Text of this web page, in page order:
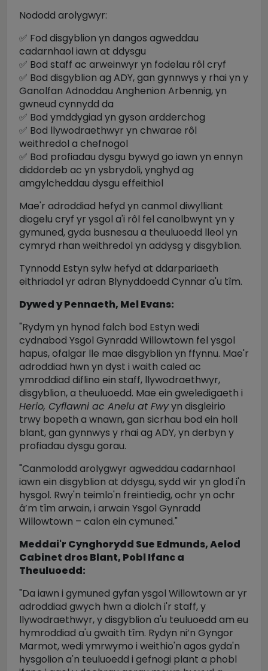
Nododd arolygwyr:
✅ Fod disgyblion yn dangos agweddau
cadarnhaol iawn at ddysgu
✅ Bod staff ac arweinwyr yn fodelau rôl cryf
✅ Bod disgyblion ag ADY, gan gynnwys y rhai yn y
Ganolfan Adnoddau Anghenion Arbennig, yn
gwneud cynnydd da
✅ Bod ymddygiad yn gyson ardderchog
✅ Bod llywodraethwyr yn chwarae rôl
weithredol a chefnogol
✅ Bod profiadau dysgu bywyd go iawn yn ennyn
diddordeb ac yn ysbrydoli, ynghyd ag
amgylcheddau dysgu effeithiol
Mae'r adroddiad hefyd yn canmol diwylliant
diogelu cryf yr ysgol a'i rôl fel canolbwynt yn y
gymuned, gyda busnesau a theuluoedd lleol yn
cymryd rhan weithredol yn addysg y disgyblion.
Tynnodd Estyn sylw hefyd at ddarpariaeth
eithriadol yr adran Blynyddoedd Cynnar a'u tîm.
Dywed y Pennaeth, Mel Evans:
"Rydym yn hynod falch bod Estyn wedi
cydnabod Ysgol Gynradd Willowtown fel ysgol
hapus, ofalgar lle mae disgyblion yn ffynnu. Mae'r
adroddiad hwn yn dyst i waith caled ac
ymroddiad diflino ein staff, llywodraethwyr,
disgyblion, a theuluoedd. Mae ein gweledigaeth i
Herio, Cyflawni ac Anelu at Fwyyn disgleirio
trwy bopeth a wnawn, gan sicrhau bod ein holl
blant, gan gynnwys y rhai ag ADY, yn derbyn y
profiadau dysgu gorau.
"Canmolodd arolygwyr agweddau cadarnhaol
iawn ein disgyblion at ddysgu, sydd wir yn glod i'n
hysgol. Rwy'n teimlo'n freintiedig, ochr yn ochr
â’m tîm arwain, i arwain Ysgol Gynradd
Willowtown – calon ein cymuned."
Meddai'r Cynghorydd Sue Edmunds, Aelod
Cabinet dros Blant, Pobl Ifanc a
Theuluoedd:
"Da iawn i gymuned gyfan ysgol Willowtown ar yr
adroddiad gwych hwn a diolch i'r staff, y
llywodraethwyr, y disgyblion a'u teuluoedd am eu
hymroddiad a'u gwaith tîm. Rydyn ni’n Gyngor
Marmot, wedi ymrwymo i weithio'n agos gyda'n
hysgolion a'n teuluoedd i gefnogi plant a phobl